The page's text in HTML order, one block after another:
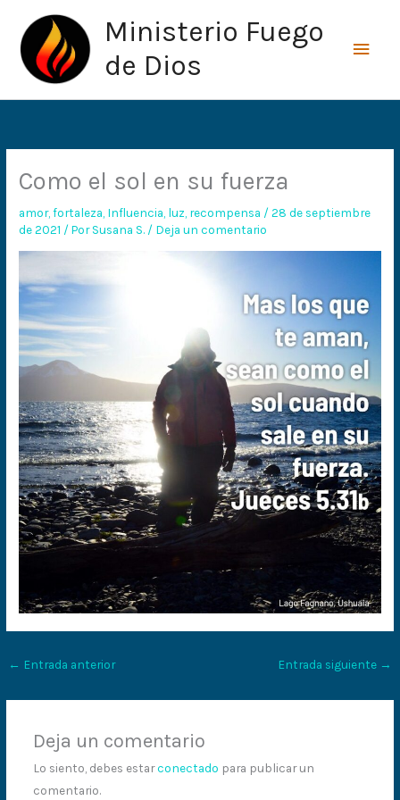
contenido
Ministerio Fuego
de Dios
Como el sol en su fuerza
amor,fortaleza Influencia luz recompensa /28 de septiembre
de 2021 / PorSusana S. / Deja un comentario
← Entrada anterior Entrada siguiente →
Deja un comentario
Lo siento, debes estarconectado para publicar un
comentario.